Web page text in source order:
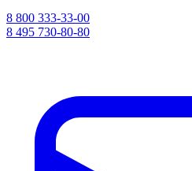
8 800 333-33-00
8 495 730-80-80